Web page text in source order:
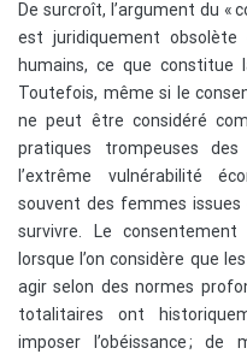
De surcroît, l’argument du «
est juridiquement
humains, ce que constitue
Toutefois, même si le
ne peut être considéré
pratiques trompeuses
l’extrême vulnérabilité
souvent des femmes
survivre. Le
lorsque l’on considère que
agir selon des normes
totalitaires ont
imposer l’obéissance ; de